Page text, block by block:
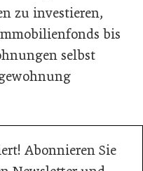
zu investieren,
bis
selbst
Abonnieren Sie